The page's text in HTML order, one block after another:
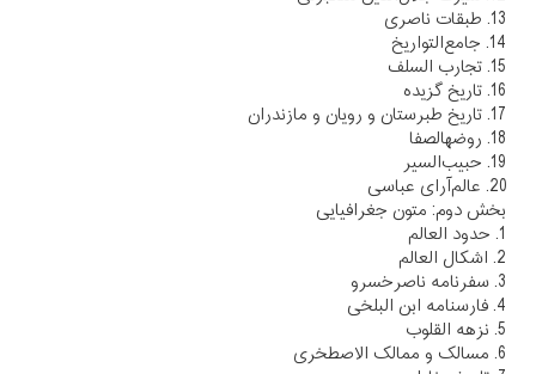
13. طبقات ناصری
14. جامع‌التواریخ
15. تجارب السلف
16. تاریخ گزیده
17. تاریخ طبرستان و رویان و مازندران
18. روضهالصفا
19. حبیب‌السیر
20. عالم‌آرای عباسی
بخش دوم: متون جغرافیایی
1. حدود العالم
2. اشکال العالم
3. سفرنامه ناصرخسرو
4. فارسنامه ابن البلخی
5. نزهه القلوب
6. مسالک و ممالک الاصطخری